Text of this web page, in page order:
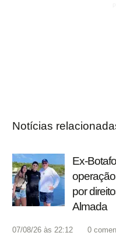
Notícias
Ex-
por
Almada
07/08/26 às 22:12 0